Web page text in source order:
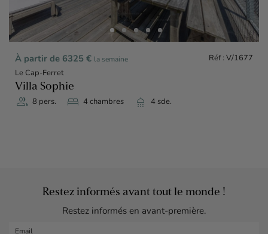
À partir de 6325 € la semaine
Réf : V/1677
Le Cap-Ferret
Villa Sophie
group 8 pers. bed 4 chambres shower 4 sde.
Restez informés avant tout le monde !
Restez informés en avant-première.